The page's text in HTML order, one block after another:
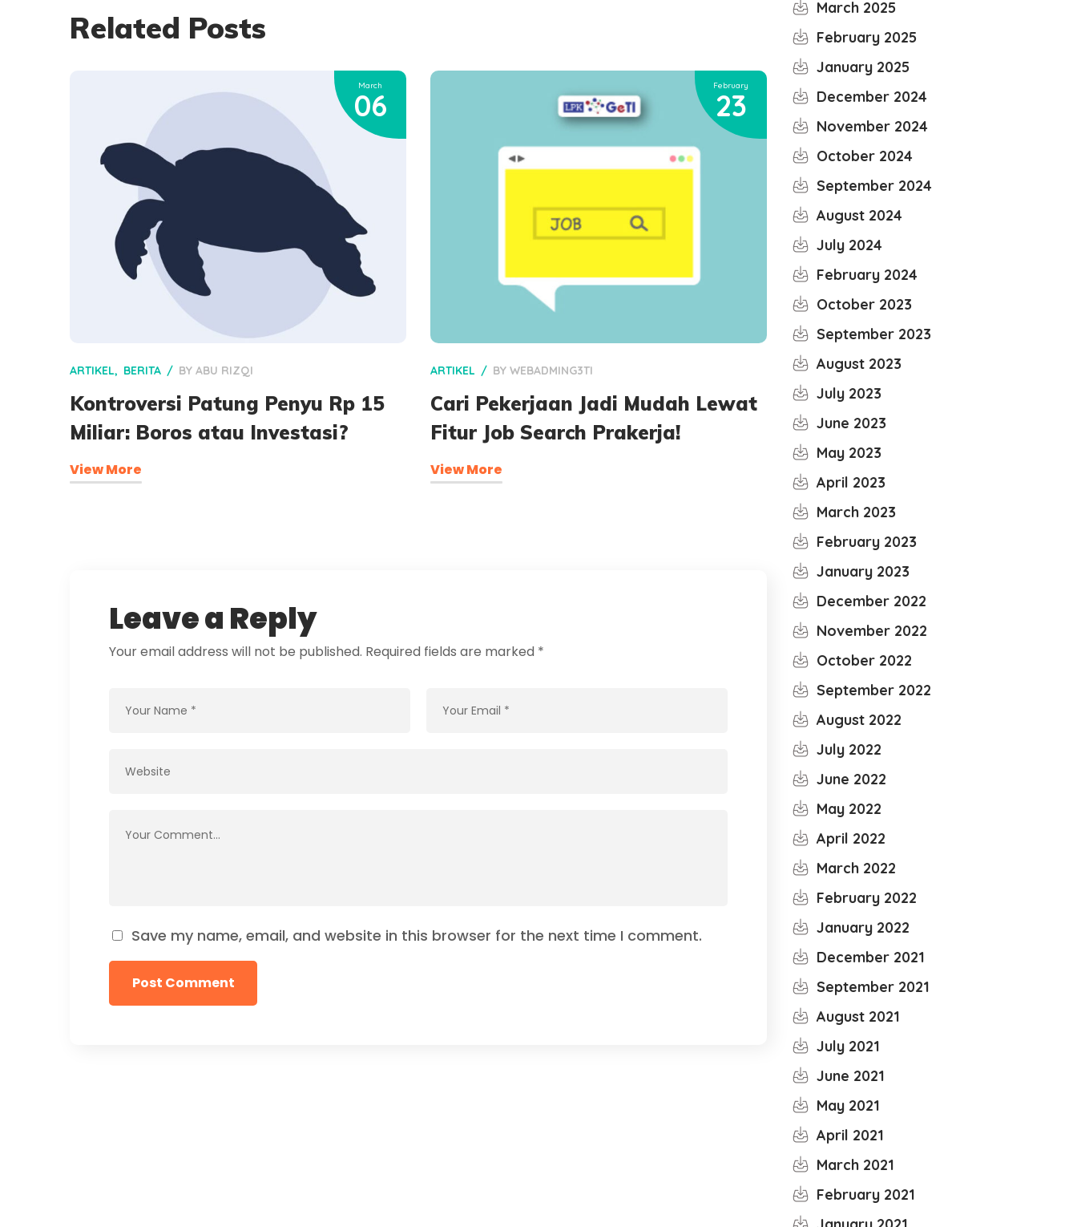
Related Posts
March
06
ARTIKEL BERITA BY ABU RIZQI
Kontroversi Patung Penyu Rp 15
Miliar: Boros atau Investasi?
View More
February
23
ARTIKEL BY WEBADMING3TI
Cari Pekerjaan Jadi Mudah Lewat
Fitur Job Search Prakerja!
View More
Leave a Reply
Your email address will not be published. Required fields are marked *
Save my name, email, and website in this browser for the next time I comment.
March 2025
February 2025
January 2025
December 2024
November 2024
October 2024
September 2024
August 2024
July 2024
February 2024
October 2023
September 2023
August 2023
July 2023
June 2023
May 2023
April 2023
March 2023
February 2023
January 2023
December 2022
November 2022
October 2022
September 2022
August 2022
July 2022
June 2022
May 2022
April 2022
March 2022
February 2022
January 2022
December 2021
September 2021
August 2021
July 2021
June 2021
May 2021
April 2021
March 2021
February 2021